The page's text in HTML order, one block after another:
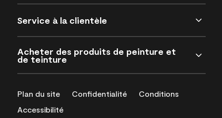
Service à la clientèle
Acheter des produits de peinture et
de teinture
Plan du site Confidentialité
Conditions
Accessibilité